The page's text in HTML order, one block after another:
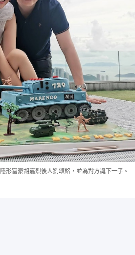
形富豪胡嘉烈後人劉頌銘，並為對方誕下一子。